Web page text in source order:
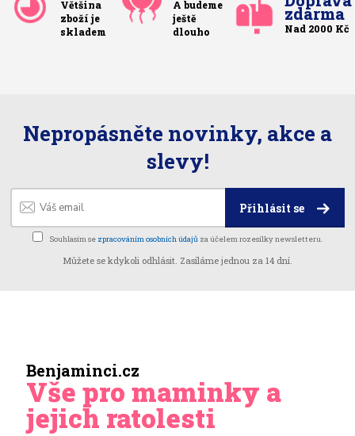
Většina
zboží je
skladem
A budeme
ještě
dlouho
zdarma
Nad 2000 Kč
Nepropásněte novinky, akce a
slevy!
Přihlásit se
Souhlasím se zpracováním osobních údajů za účelem rozesílky newsletteru.
Můžete se kdykoli odhlásit. Zasíláme jednou za 14 dní.
Benjaminci.cz
Vše pro maminky a
jejich ratolesti